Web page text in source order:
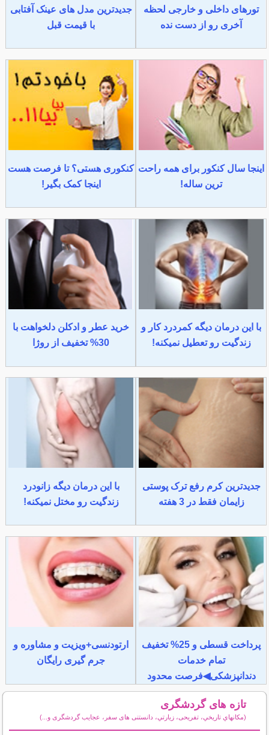
تورهای داخلی و خارجی لحظه
آخری رو از دست نده
جدیدترین مدل های عینک آفتابی
با قیمت قبل
اینجا سال کنکور برای همه راحت
ترین ساله!
کنکوری هستی؟ تا فرصت هست
اینجا کمک بگیر!
با این درمان دیگه کمردرد کار و
زندگیت رو تعطیل نمیکنه!
خرید عطر و ادکلن دلخواهت با
30% تخفیف از روژا
جدیدترین کرم رفع ترک پوستی
زایمان فقط در 3 هفته
با این درمان دیگه زانودرد
زندگیت رو مختل نمیکنه!
پرداخت قسطی و 25% تخفیف
تمام خدمات
دندانپزشکی◀فرصت محدود
ارتودنسی+ویزیت و مشاوره و
جرم گیری رایگان
تازه های گردشگری
(مكانهاي تاريخي، تفریحی، زيارتي، دانستنی های سفر، عجایب گردشگری و...)